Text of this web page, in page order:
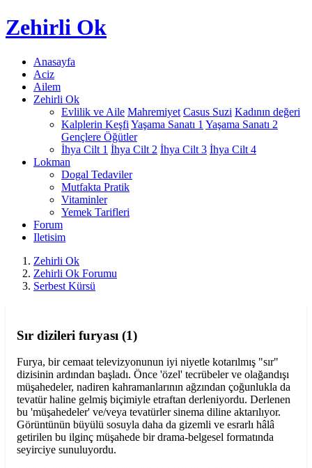
Zehirli Ok
Anasayfa
Aciz
Ailem
Zehirli Ok
Evlilik ve Aile Mahremiyet Casus Suzi Kadının değeri
Kalplerin Keşfi Yaşama Sanatı 1 Yaşama Sanatı 2
Gençlere Öğütler
İhya Cilt 1 İhya Cilt 2 İhya Cilt 3 İhya Cilt 4
Lokman
Dogal Tedaviler
Mutfakta Pratik
Vitaminler
Yemek Tarifleri
Forum
Iletisim
Zehirli Ok
Zehirli Ok Forumu
Serbest Kürsü
Sır dizileri furyası (1)
Furya, bir cemaat televizyonunun iyi niyetle kotarılmış "sır"
dizisinin ardından başladı. Önce 'özel' tecrübeler ve olağandışı
müşahedeler, nadiren kahramanlarının ağzından çoğunlukla da
tevatür haline gelmiş biçimiyle etraftan derleniyordu. Derlenen
bu 'müşahedeler' ve/veya tevatürler sinema diline aktarılıyor.
Görüntünün büyülü sosuyla daha da gizemli ve esrarlı hâlâ
getirilen bu ilginç müşahede bir drama-belgesel formatında
seyirciye sunuluyordu.